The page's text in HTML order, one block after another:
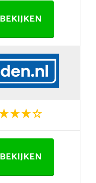
BEKIJKEN
BEKIJKEN